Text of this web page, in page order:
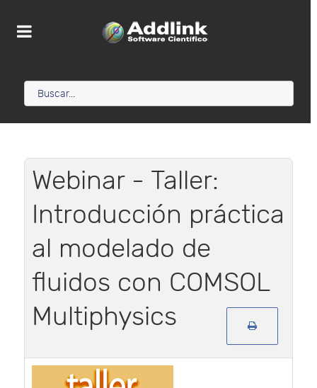
Webinar - Taller:
Introducción práctica
al modelado de
fluidos con COMSOL
Multiphysics